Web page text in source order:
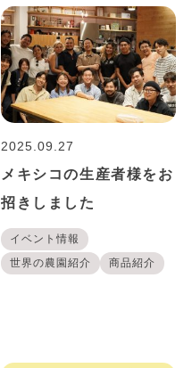
2025.09.27
メキシコの生産者様をお
招きしました
イベント情報
世界の農園紹介
商品紹介